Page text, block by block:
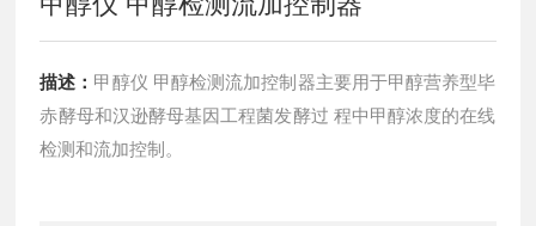
描述： 甲醇仪 甲醇检测流加控制器主要用于甲醇营养型毕
赤酵母和汉逊酵母基因工程菌发酵过 程中甲醇浓度的在线
检测和流加控制。